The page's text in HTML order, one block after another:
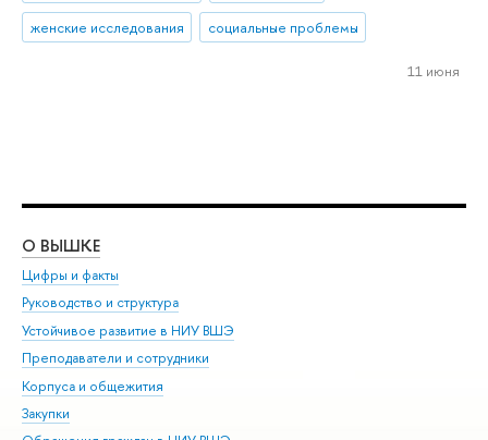
женские исследования
социальные проблемы
11 июня
О ВЫШКЕ
Цифры и факты
Руководство и структура
Устойчивое развитие в НИУ ВШЭ
Преподаватели и сотрудники
Корпуса и общежития
Закупки